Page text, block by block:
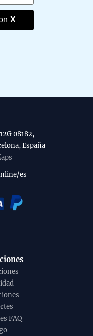
X
08182,
España
es
FAQ